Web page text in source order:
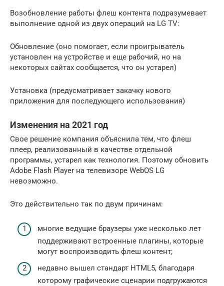
Возобновление работы флеш контента подразумевает
выполнение одной из двух операций на LG TV:
Обновление (оно помогает, если проигрыватель
установлен на устройстве и еще рабочий, но на
некоторых сайтах сообщается, что он устарел)
Установка (предусматривает закачку нового
приложения для последующего использования)
Изменения на 2021 год
Свое решение компания объяснила тем, что флеш
плеер, реализованный в качестве отдельной
программы, устарел как технология. Поэтому обновить
Adobe Flash Player на телевизоре WebOS LG
невозможно.
Это действительно так по двум причинам:
многие ведущие браузеры уже несколько лет
поддерживают встроенные плагины, которые
могут воспроизводить флеш контент;
недавно вышел стандарт HTML5, благодаря
которому графические сценарии подгружаются